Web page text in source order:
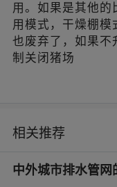
用。如果是其他的
用模式，干燥棚模
也废弃了，如果不
制关闭猪场
相关推荐
中外城市排水管